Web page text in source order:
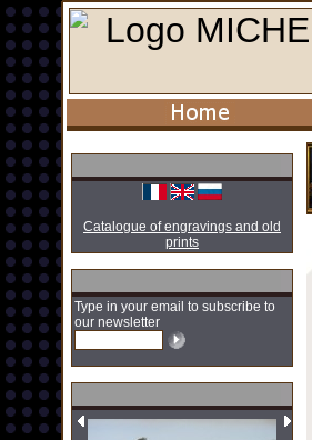
Catalogue of engravings and old
prints
Type in your email to subscribe to
our newsletter